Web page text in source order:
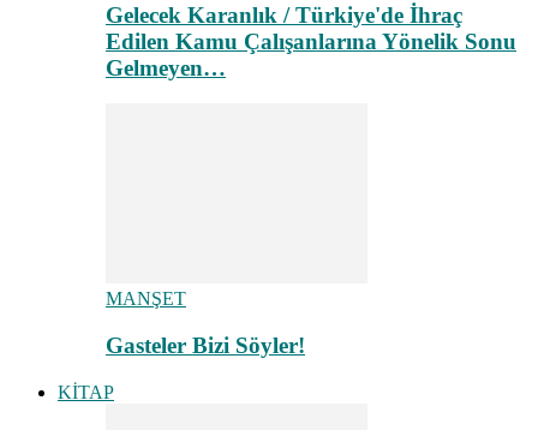
Gelecek Karanlık / Türkiye'de İhraç
Edilen Kamu Çalışanlarına Yönelik Sonu
Gelmeyen…
MANŞET
Gasteler Bizi Söyler!
KİTAP